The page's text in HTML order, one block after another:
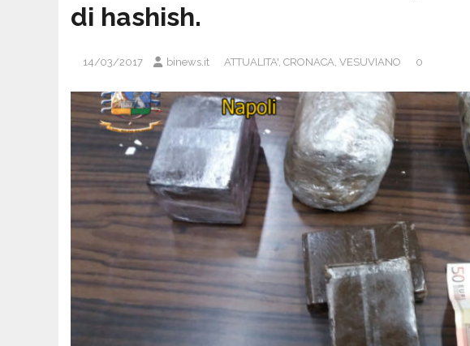
di hashish.
14/03/2017 binews.it ATTUALITA', CRONACA, VESUVIANO 0